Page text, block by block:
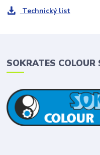
Technický list
SOKRATES COLOUR